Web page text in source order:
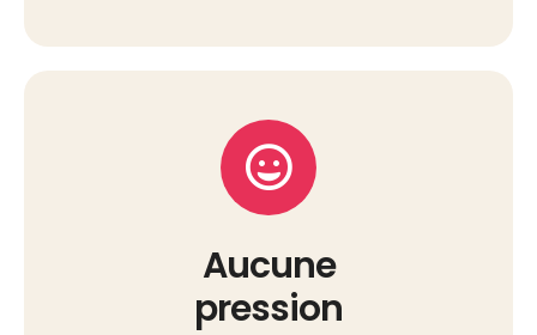
Aucune
pression